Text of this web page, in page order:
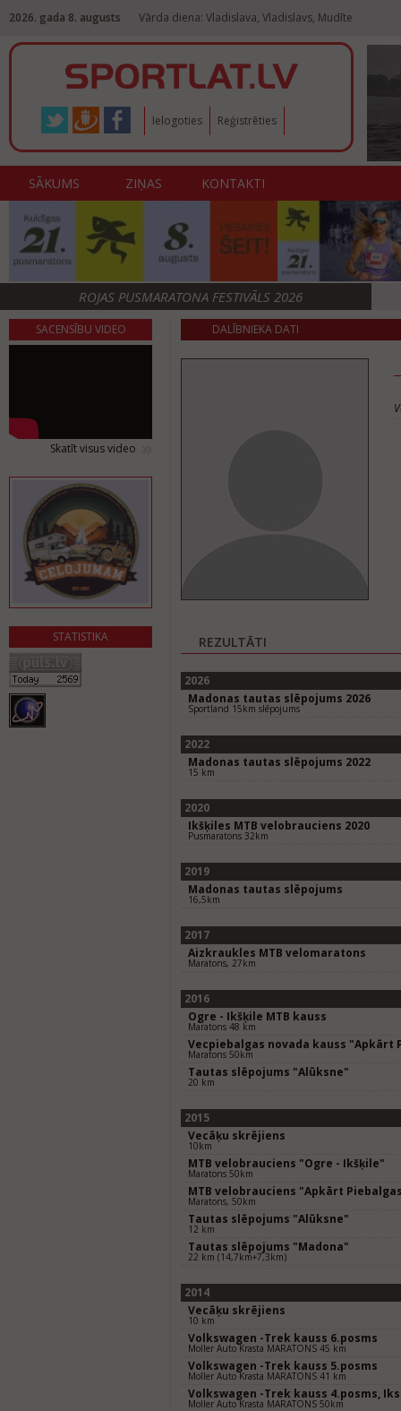
2026. gada 8. augusts Vārda diena: Vladislava, Vladislavs, Mudīte
Ielogoties Reģistrēties
SĀKUMS ZIŅAS KONTAKTI
ROJAS PUSMARATONA FESTIVĀLS 2026
SACENSĪBU VIDEO
Skatīt visus video
STATISTIKA
DALĪBNIEKA DATI
REZULTĀTI
2026
Madonas tautas slēpojums 2026
Sportland 15km slēpojums
2022
Madonas tautas slēpojums 2022
15 km
2020
Ikšķiles MTB velobrauciens 2020
Pusmaratons 32km
2019
Madonas tautas slēpojums
16,5km
2017
Aizkraukles MTB velomaratons
Maratons, 27km
2016
Ogre - Ikšķile MTB kauss
Maratons 48 km
Vecpiebalgas novada kauss "Apkārt
Maratons 50km
Tautas slēpojums "Alūksne"
20 km
2015
Vecāķu skrējiens
10km
MTB velobrauciens "Ogre - Ikšķile"
Maratons 50km
MTB velobrauciens "Apkārt
Maratons, 50km
Tautas slēpojums "Alūksne"
12 km
Tautas slēpojums "Madona"
22 km (14,7km+7,3km)
2014
Vecāķu skrējiens
10 km
Volkswagen -Trek kauss 6.posms
Moller Auto Krasta MARATONS 45 km
Volkswagen -Trek kauss 5.posms
Moller Auto Krasta MARATONS 41 km
Volkswagen -Trek kauss 4.posms,
Moller Auto Krasta MARATONS 50km